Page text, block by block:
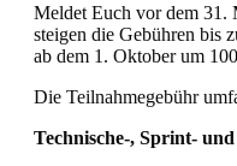
Meldet Euch vor dem 31.
steigen die Gebühren bis
ab dem 1. Oktober um
Die Teilnahmegebühr
Technische-, Sprint-